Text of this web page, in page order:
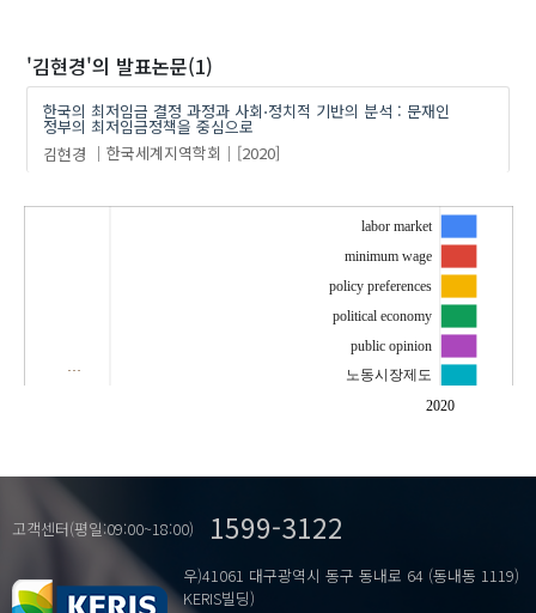
'김현경'의 발표논문(1)
한국의 최저임금 결정 과정과 사회⋅정치적 기반의 분석 : 문재인
정부의 최저임금정책을 중심으로
김현경
한국세계지역학회 [2020]
2020
…
labor market
minimum wage
policy preferences
political economy
public opinion
노동시장제도
문재인정부
고객센터(평일:09:00~18:00) 1599-3122
우)41061 대구광역시 동구 동내로 64 (동내동 1119)
KERIS빌딩)